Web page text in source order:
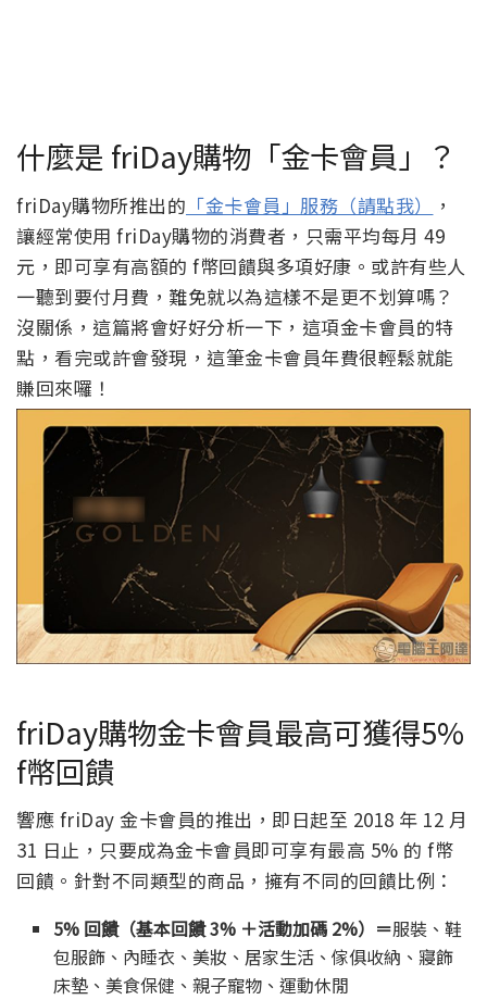
什麼是 friDay購物「金卡會員」？
friDay購物所推出的 「金卡會員」服務（請點我）
，
讓經常使用 friDay購物的消費者，只需平均每月 49
元，即可享有高額的 f幣回饋與多項好康。或許有些人
一聽到要付月費，難免就以為這樣不是更不划算嗎？
沒關係，這篇將會好好分析一下，這項金卡會員的特
點，看完或許會發現，這筆金卡會員年費很輕鬆就能
賺回來囉！
friDay購物金卡會員最高可獲得5%
f幣回饋
響應 friDay 金卡會員的推出，即日起至 2018 年 12 月
31 日止，只要成為金卡會員即可享有最高 5% 的 f幣
回饋。針對不同類型的商品，擁有不同的回饋比例：
5% 回饋（基本回饋 3% ＋活動加碼 2%）＝服裝、鞋
包服飾、內睡衣、美妝、居家生活、傢俱收納、寢飾
床墊、美食保健、親子寵物、運動休閒